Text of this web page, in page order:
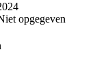
opgegeven